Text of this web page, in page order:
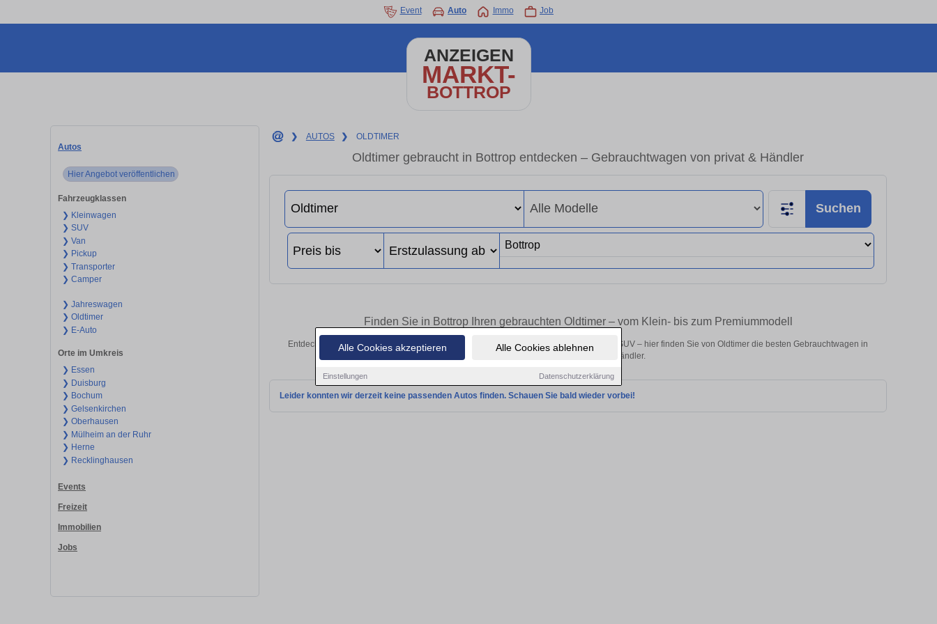
Alle Cookies akzeptieren Alle Cookies ablehnen
Einstellungen Datenschutzerklärung
Event Auto Immo Job
ANZEIGEN
MARKT-
BOTTROP
Autos
Hier Angebot veröffentlichen
Fahrzeugklassen
❯ Kleinwagen
❯ SUV
❯ Van
❯ Pickup
❯ Transporter
❯ Camper
❯ Jahreswagen
❯ Oldtimer
❯ E-Auto
Orte im Umkreis
❯ Essen
❯ Duisburg
❯ Bochum
❯ Gelsenkirchen
❯ Oberhausen
❯ Mülheim an der Ruhr
❯ Herne
❯ Recklinghausen
Events
Freizeit
Immobilien
Jobs
❯ AUTOS ❯ OLDTIMER
Oldtimer gebraucht in Bottrop entdecken – Gebrauchtwagen von privat & Händler
Suchen
Finden Sie in Bottrop Ihren gebrauchten Oldtimer – vom Klein- bis zum Premiummodell
Entdecken Sie in Bottrop gebrauchte Oldtimer Fahrzeuge. Von Kleinwagen bis hin zum SUV – hier finden Sie von Oldtimer die besten Gebrauchtwagen in
Bottrop von privat und vom Händler.
Leider konnten wir derzeit keine passenden Autos finden. Schauen Sie bald wieder vorbei!